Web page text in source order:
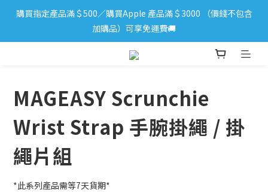
iPhone 17 系列新登場！立即訂購
購買指定產品滿＄500／購買Apple 產品滿＄3000 （價錢不包含
加購品）可享免運費🚚
iPhone 17 系列新登場！立即訂購
MAGEASY Scrunchie
Wrist Strap 手腕掛繩 / 掛
繩片組
*此系列產品需等7天貨期*